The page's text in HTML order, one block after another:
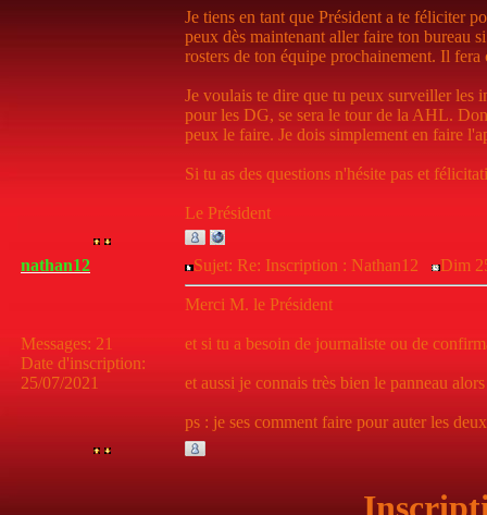
Je tiens en tant que Président a te féliciter
peux dès maintenant aller faire ton bureau
rosters de ton équipe prochainement. Il
Je voulais te dire que tu peux surveiller les
pour les DG, se sera le tour de la AHL.
peux le faire. Je dois simplement en faire
Si tu as des questions n'hésite pas et
Le Président
nathan12
Messages: 21
Date d'inscription:
25/07/2021
Sujet: Re: Inscription : Nathan12 Dim
Merci M. le Président
et si tu a besoin de journaliste ou de
et aussi je connais très bien le panneau
ps : je ses comment faire pour auter les